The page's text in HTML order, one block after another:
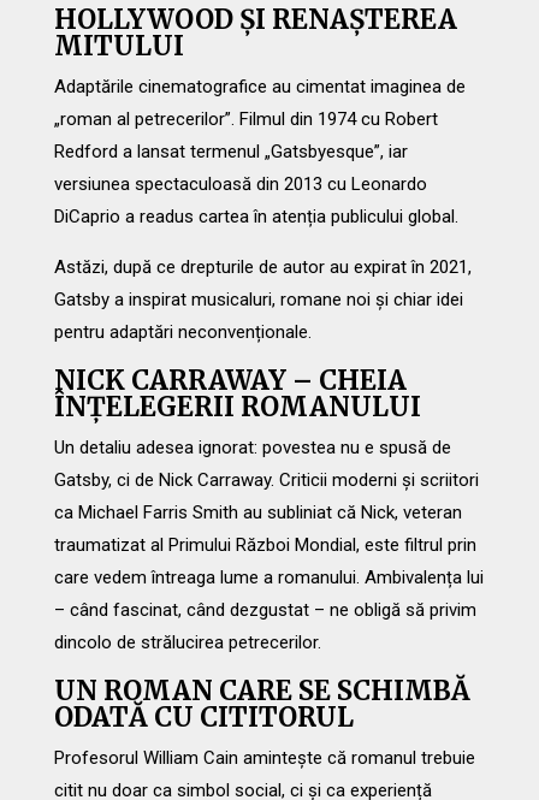
HOLLYWOOD ȘI RENAȘTEREA
MITULUI
Adaptările cinematografice au cimentat imaginea de
„roman al petrecerilor”. Filmul din 1974 cu Robert
Redford a lansat termenul „Gatsbyesque”, iar
versiunea spectaculoasă din 2013 cu Leonardo
DiCaprio a readus cartea în atenția publicului global.
Astăzi, după ce drepturile de autor au expirat în 2021,
Gatsby a inspirat musicaluri, romane noi și chiar idei
pentru adaptări neconvenționale.
NICK CARRAWAY – CHEIA
ÎNȚELEGERII ROMANULUI
Un detaliu adesea ignorat: povestea nu e spusă de
Gatsby, ci de Nick Carraway. Criticii moderni și scriitori
ca Michael Farris Smith au subliniat că Nick, veteran
traumatizat al Primului Război Mondial, este filtrul prin
care vedem întreaga lume a romanului. Ambivalența lui
– când fascinat, când dezgustat – ne obligă să privim
dincolo de strălucirea petrecerilor.
UN ROMAN CARE SE SCHIMBĂ
ODATĂ CU CITITORUL
Profesorul William Cain amintește că romanul trebuie
citit nu doar ca simbol social, ci și ca experiență